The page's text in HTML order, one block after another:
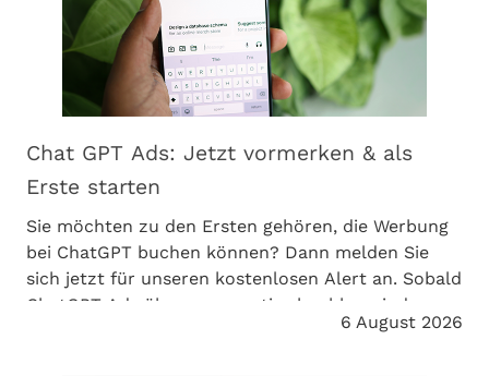
Chat GPT Ads: Jetzt vormerken & als
Erste starten
Sie möchten zu den Ersten gehören, die Werbung
bei ChatGPT buchen können? Dann melden Sie
sich jetzt für unseren kostenlosen Alert an. Sobald
ChatGPT Ads über crossvertise buchbar sind,
6 August 2026